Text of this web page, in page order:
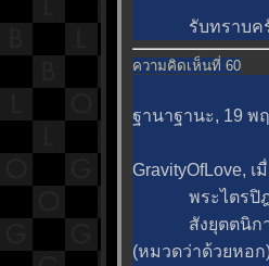
รับทราบครับ
ความคิดเห็นที่ 60
ฐานาฐานะ, 19 พ
GravityOfLove, เ
พระไตรปิฎก
สังยุตตนิกาย ส
(หมวดว่าด้วยหอก